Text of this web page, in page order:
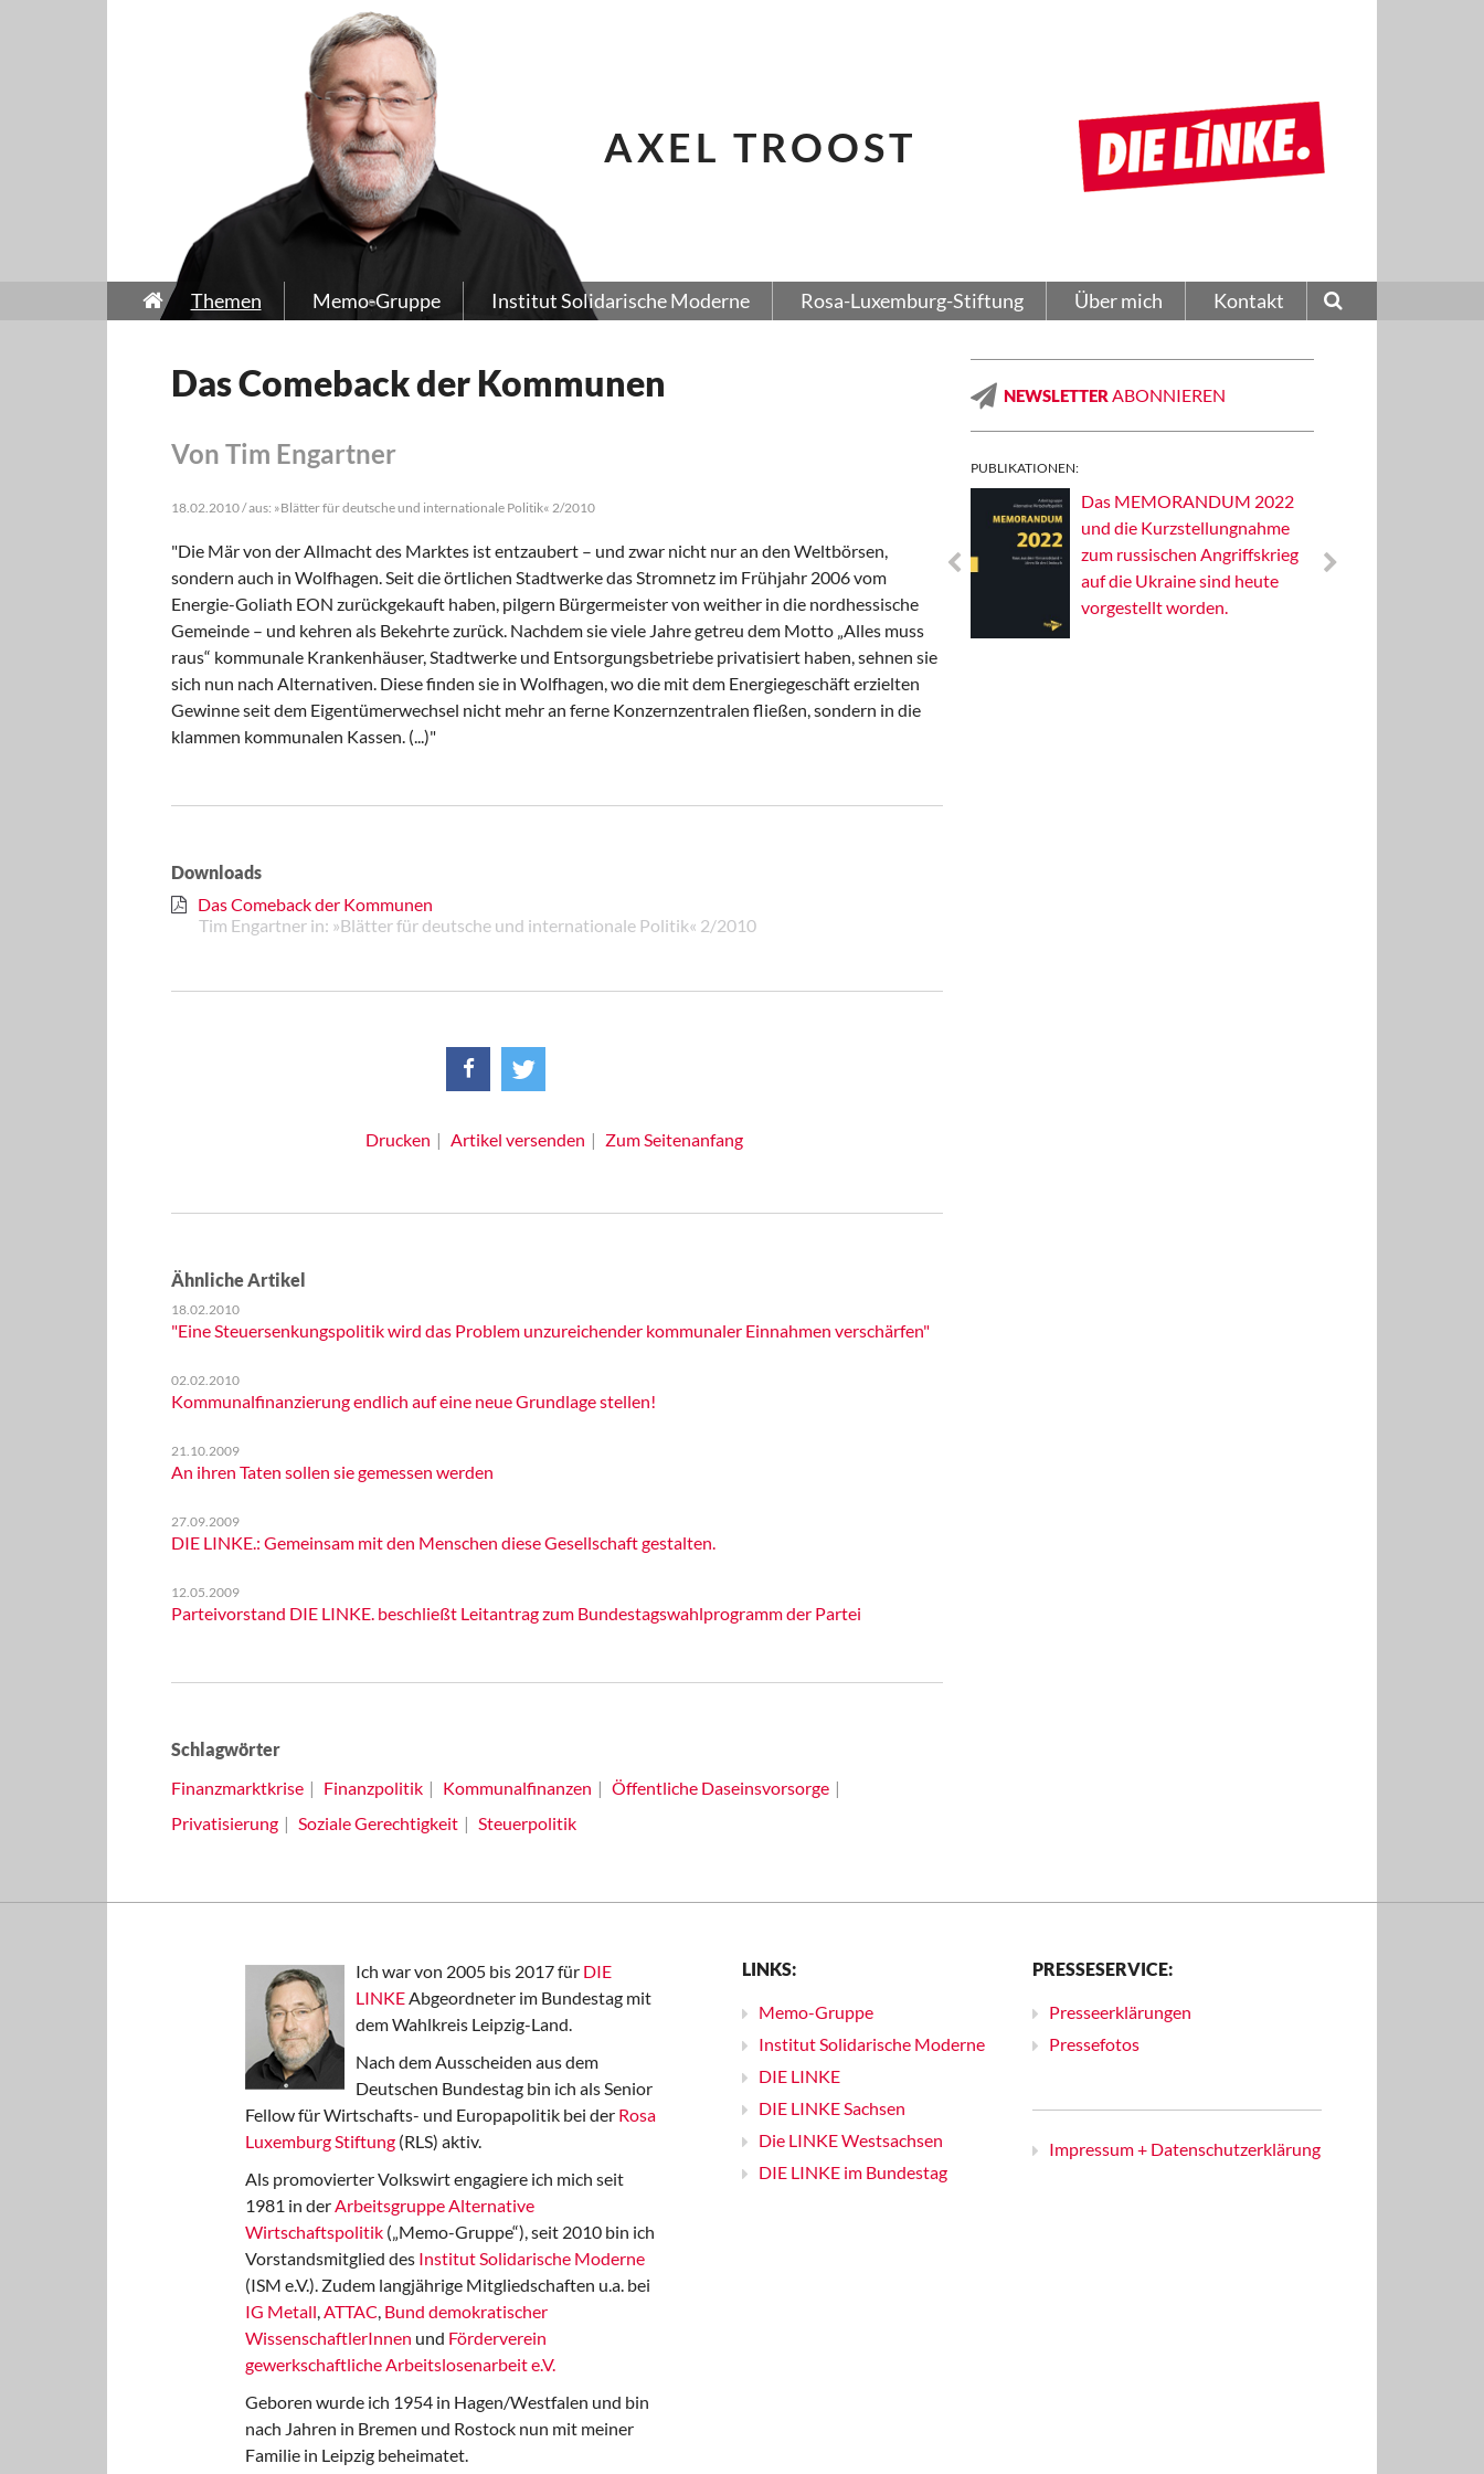
AXEL TROOST
Themen Memo-Gruppe Institut Solidarische Moderne Rosa-Luxemburg-Stiftung Über mich Kontakt
Das Comeback der Kommunen
Von Tim Engartner
18.02.2010 / aus: »Blätter für deutsche und internationale Politik« 2/2010
"Die Mär von der Allmacht des Marktes ist entzaubert – und zwar nicht nur an den Weltbörsen,
sondern auch in Wolfhagen. Seit die örtlichen Stadtwerke das Stromnetz im Frühjahr 2006 vom
Energie-Goliath EON zurückgekauft haben, pilgern Bürgermeister von weither in die nordhessische
Gemeinde – und kehren als Bekehrte zurück. Nachdem sie viele Jahre getreu dem Motto „Alles muss
raus“ kommunale Krankenhäuser, Stadtwerke und Entsorgungsbetriebe privatisiert haben, sehnen sie
sich nun nach Alternativen. Diese finden sie in Wolfhagen, wo die mit dem Energiegeschäft erzielten
Gewinne seit dem Eigentümerwechsel nicht mehr an ferne Konzernzentralen fließen, sondern in die
klammen kommunalen Kassen. (...)"
Downloads
Das Comeback der Kommunen
Tim Engartner in: »Blätter für deutsche und internationale Politik« 2/2010
Drucken Artikel versenden Zum Seitenanfang
Ähnliche Artikel
18.02.2010
"Eine Steuersenkungspolitik wird das Problem unzureichender kommunaler Einnahmen verschärfen"
02.02.2010
Kommunalfinanzierung endlich auf eine neue Grundlage stellen!
21.10.2009
An ihren Taten sollen sie gemessen werden
27.09.2009
DIE LINKE.: Gemeinsam mit den Menschen diese Gesellschaft gestalten.
12.05.2009
Parteivorstand DIE LINKE. beschließt Leitantrag zum Bundestagswahlprogramm der Partei
Schlagwörter
Finanzmarktkrise
Finanzpolitik Kommunalfinanzen
Öffentliche Daseinsvorsorge
Privatisierung
Soziale Gerechtigkeit Steuerpolitik
NEWSLETTER ABONNIEREN
PUBLIKATIONEN:
Das MEMORANDUM 2022
und die Kurzstellungnahme
zum russischen Angriffskrieg
auf die Ukraine sind heute
vorgestellt worden.
Ich war von 2005 bis 2017 für DIE
LINKEAbgeordneter im Bundestag mit
dem Wahlkreis Leipzig-Land.
Nach dem Ausscheiden aus dem
Deutschen Bundestag bin ich als Senior
Fellow für Wirtschafts- und Europapolitik bei der Rosa
Luxemburg Stiftung (RLS) aktiv.
Als promovierter Volkswirt engagiere ich mich seit
1981 in derArbeitsgruppe Alternative
Wirtschaftspolitik („Memo-Gruppe“), seit 2010 bin ich
Vorstandsmitglied des Institut Solidarische Moderne
(ISM e.V.). Zudem langjährige Mitgliedschaften u.a. bei
IG Metall,ATTAC, Bund demokratischer
WissenschaftlerInnen und Förderverein
gewerkschaftliche Arbeitslosenarbeit e.V.
Geboren wurde ich 1954 in Hagen/Westfalen und bin
nach Jahren in Bremen und Rostock nun mit meiner
Familie in Leipzig beheimatet.
LINKS:
Memo-Gruppe
Institut Solidarische Moderne
DIE LINKE
DIE LINKE Sachsen
Die LINKE Westsachsen
DIE LINKE im Bundestag
PRESSESERVICE:
Presseerklärungen
Pressefotos
Impressum + Datenschutzerklärung